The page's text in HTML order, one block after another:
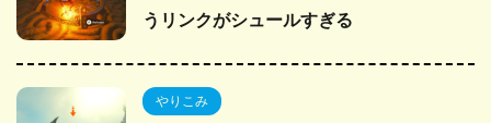
うリンクがシュールすぎる
やりこみ